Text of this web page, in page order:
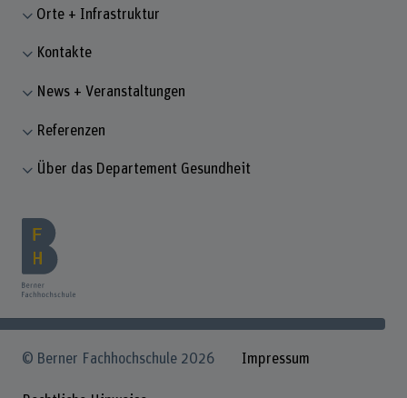
Orte + Infrastruktur
Kontakte
News + Veranstaltungen
Referenzen
Über das Departement Gesundheit
© Berner Fachhochschule 2026 Impressum